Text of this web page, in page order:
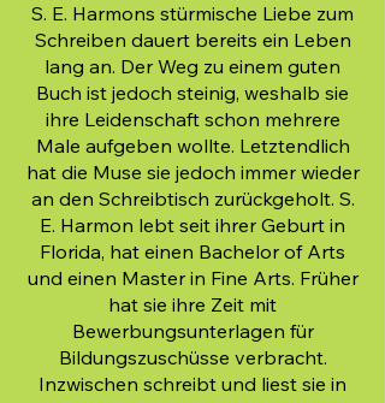
S. E. Harmons stürmische Liebe zum
Schreiben dauert bereits ein Leben
lang an. Der Weg zu einem guten
Buch ist jedoch steinig, weshalb sie
ihre Leidenschaft schon mehrere
Male aufgeben wollte. Letztendlich
hat die Muse sie jedoch immer wieder
an den Schreibtisch zurückgeholt. S.
E. Harmon lebt seit ihrer Geburt in
Florida, hat einen Bachelor of Arts
und einen Master in Fine Arts. Früher
hat sie ihre Zeit mit
Bewerbungsunterlagen für
Bildungszuschüsse verbracht.
Inzwischen schreibt und liest sie in